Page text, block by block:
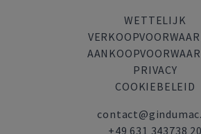
WETTELIJK
PRIVACY
COOKIEBELEID
+49 631 343738 20